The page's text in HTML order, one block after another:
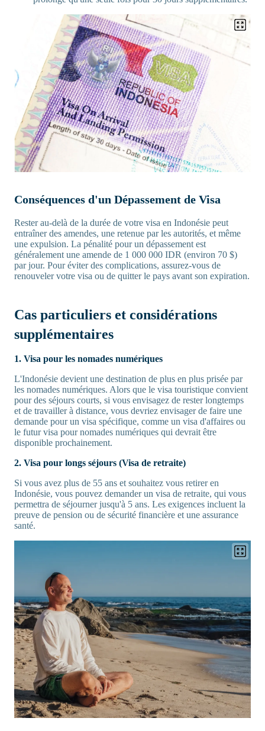
Conséquences d'un Dépassement de Visa
Rester au-delà de la durée de votre visa en Indonésie peut
entraîner des amendes, une retenue par les autorités, et même
une expulsion. La pénalité pour un dépassement est
généralement une amende de 1 000 000 IDR (environ 70 $)
par jour. Pour éviter des complications, assurez-vous de
renouveler votre visa ou de quitter le pays avant son expiration.
Cas particuliers et considérations
supplémentaires
1. Visa pour les nomades numériques
L'Indonésie devient une destination de plus en plus prisée par
les nomades numériques. Alors que le visa touristique convient
pour des séjours courts, si vous envisagez de rester longtemps
et de travailler à distance, vous devriez envisager de faire une
demande pour un visa spécifique, comme un visa d'affaires ou
le futur visa pour nomades numériques qui devrait être
disponible prochainement.
2. Visa pour longs séjours (Visa de retraite)
Si vous avez plus de 55 ans et souhaitez vous retirer en
Indonésie, vous pouvez demander un visa de retraite, qui vous
permettra de séjourner jusqu'à 5 ans. Les exigences incluent la
preuve de pension ou de sécurité financière et une assurance
santé.